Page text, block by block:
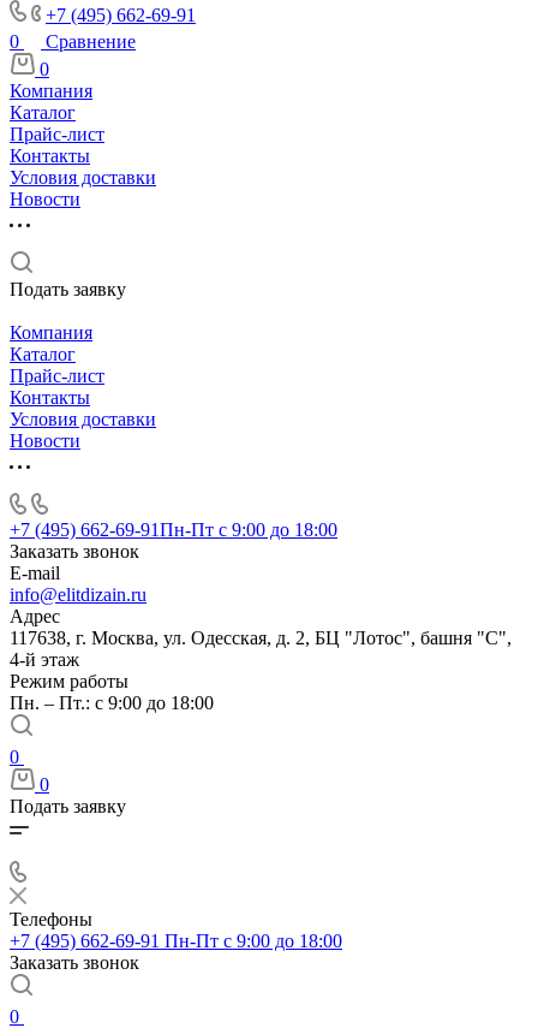
+7 (495) 662-69-91
0
Сравнение
0
Компания
Каталог
Прайс-лист
Контакты
Условия доставки
Новости
Подать заявку
Компания
Каталог
Прайс-лист
Контакты
Условия доставки
Новости
+7 (495) 662-69-91Пн-Пт c 9:00 до 18:00
Заказать звонок
E-mail
info@elitdizain.ru
Адрес
117638, г. Москва, ул. Одесская, д. 2, БЦ "Лотос", башня "С",
4-й этаж
Режим работы
Пн. – Пт.: с 9:00 до 18:00
0
0
Подать заявку
Телефоны
+7 (495) 662-69-91 Пн-Пт c 9:00 до 18:00
Заказать звонок
0